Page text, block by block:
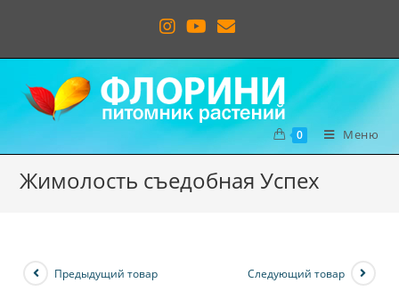
0 Меню
Жимолость съедобная Успех
Предыдущий товар Следующий товар